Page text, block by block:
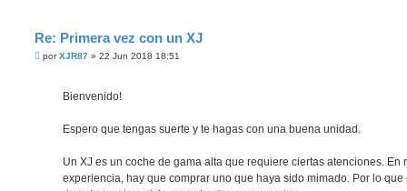
Re: Primera vez con un XJ
MporXJR87 » 22 Jun 2018 18:51
Bienvenido!
Espero que tengas suerte y te hagas con una buena unidad.
Un XJ es un coche de gama alta que requiere ciertas atenciones. En
experiencia, hay que comprar uno que haya sido mimado. Por lo que